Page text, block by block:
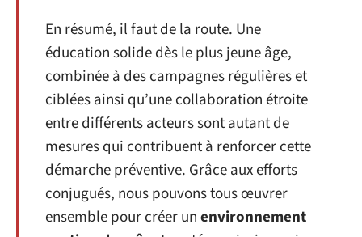
En résumé, il faut de la route. Une
éducation solide dès le plus jeune âge,
combinée à des campagnes régulières et
ciblées ainsi qu’une collaboration étroite
entre différents acteurs sont autant de
mesures qui contribuent à renforcer cette
démarche préventive. Grâce aux efforts
conjugués, nous pouvons tous œuvrer
ensemble pour créer unenvironnement